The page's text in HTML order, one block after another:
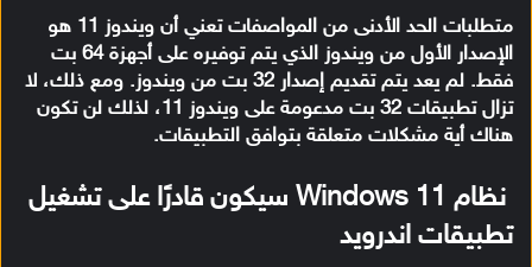
متطلبات الحد الأدنى من المواصفات تعني أن ويندوز 11 هو
الإصدار الأول من ويندوز الذي يتم توفيره على أجهزة 64 بت
فقط. لم يعد يتم تقديم إصدار 32 بت من ويندوز. ومع ذلك، لا
تزال تطبيقات 32 بت مدعومة على ويندوز 11، لذلك لن تكون
هناك أية مشكلات متعلقة بتوافق التطبيقات.
نظام Windows 11 سيكون قادرًا على تشغيل
تطبيقات اندرويد